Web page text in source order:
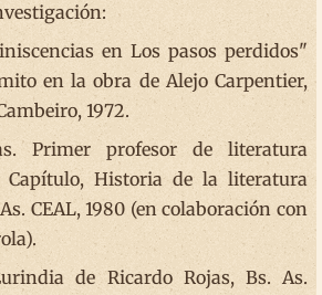
en Los pasos perdidos"
en la obra de Alejo Carpentier,
1972.
Primer profesor de literatura
Capítulo, Historia de la literatura
CEAL, 1980 (en colaboración con
de Ricardo Rojas, Bs. As.